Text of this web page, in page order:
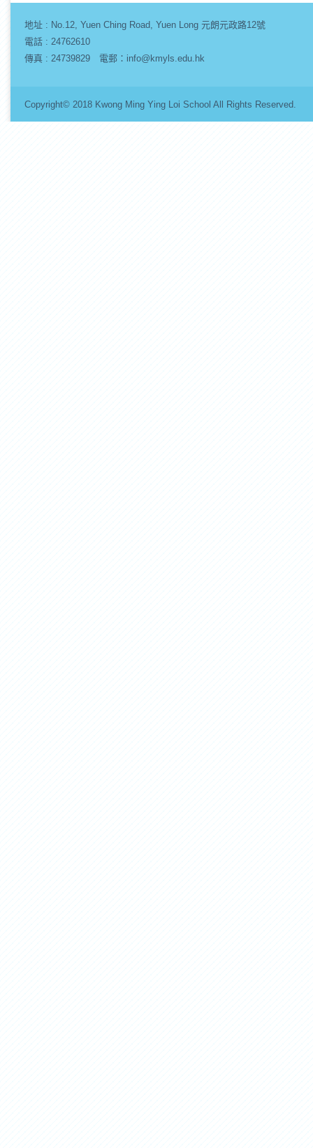
地址 : No.12, Yuen Ching Road, Yuen Long 元朗元政路12號
電話 : 24762610
傳真 : 24739829 電郵：info@kmyls.edu.hk
Copyright© 2018 Kwong Ming Ying Loi School All Rights Reserved.